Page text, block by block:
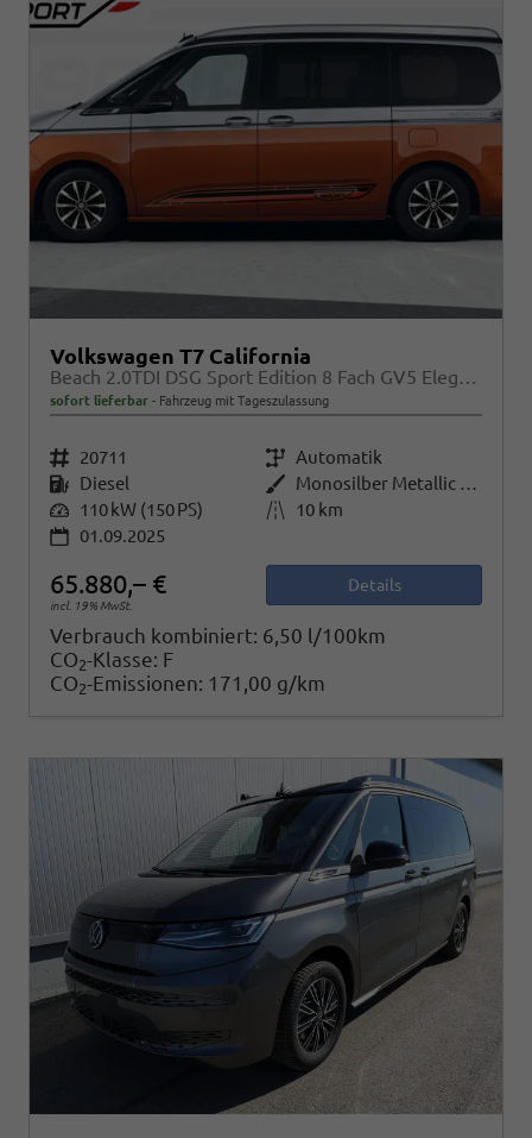
Volkswagen T7 California
Beach 2.0TDI DSG Sport Edition 8 Fach GV5 Elegance+
sofort lieferbar Fahrzeug mit Tageszulassung
Fahrzeugnr. 20711 Getriebe Automatik
Kraftstoff Diesel Außenfarbe
Monosilber Metallic / Energeticorange Metallic
Leistung 110 kW (150 PS) Kilometerstand
10 km
01.09.2025
65.880,– €
incl. 19% MwSt.
Details
Verbrauch kombiniert: 6,50 l/100km
CO2-Klasse: F
CO2-Emissionen: 171,00 g/km